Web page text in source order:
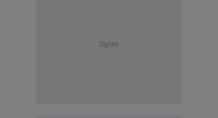
Oglas